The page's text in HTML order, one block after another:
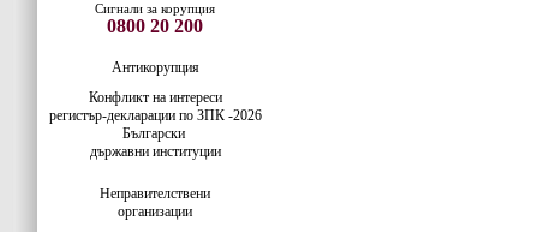
Сигнали за корупция
0800 20 200
Антикорупция
Конфликт на интереси
регистър-деклaрации по ЗПК -2026
Български
държавни институции
Неправителствени
организации